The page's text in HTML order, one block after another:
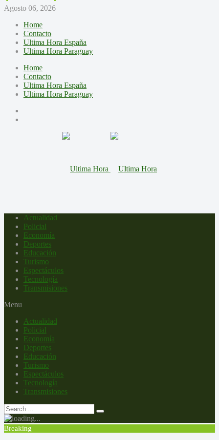
Agosto 06, 2026
Home
Contacto
Ultima Hora España
Ultima Hora Paraguay
Home
Contacto
Ultima Hora España
Ultima Hora Paraguay
Actualidad
Policial
Economía
Deportes
Educación
Turismo
Espectáculos
Tecnología
Transmisiones
Menu
Actualidad
Policial
Economía
Deportes
Educación
Turismo
Espectáculos
Tecnología
Transmisiones
Breaking